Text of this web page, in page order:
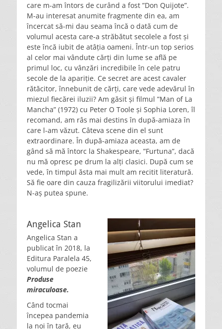
care m-am întors de curând a fost ”Don Quijote”.
M-au interesat anumite fragmente din ea, am
încercat să-mi dau seama încă o dată cum de
volumul acesta care-a străbătut secolele a fost și
este încă iubit de atâția oameni. Într-un top serios
al celor mai vândute cărți din lume se află pe
primul loc, cu vânzări incredibile în cele patru
secole de la apariție. Ce secret are acest cavaler
rătăcitor, înnebunit de cărți, care vede adevărul în
miezul fiecărei iluzii? Am găsit și filmul ”Man of La
Mancha” (1972) cu Peter O Toole și Sophia Loren, îl
recomand, am râs mai destins în după-amiaza în
care l-am văzut. Câteva scene din el sunt
extraordinare. În după-amiaza aceasta, am de
gând să mă întorc la Shakespeare, ”Furtuna”, dacă
nu mă opresc pe drum la alți clasici. După cum se
vede, în timpul ăsta mai mult am recitit literatură.
Să fie oare din cauza fragilizării viitorului imediat?
N-aș putea spune.
Angelica Stan
Angelica Stan a
publicat în 2018, la
Editura Paralela 45,
volumul de poezie
Produse
miraculoase.
Când tocmai
începea pandemia
la noi în țară, eu